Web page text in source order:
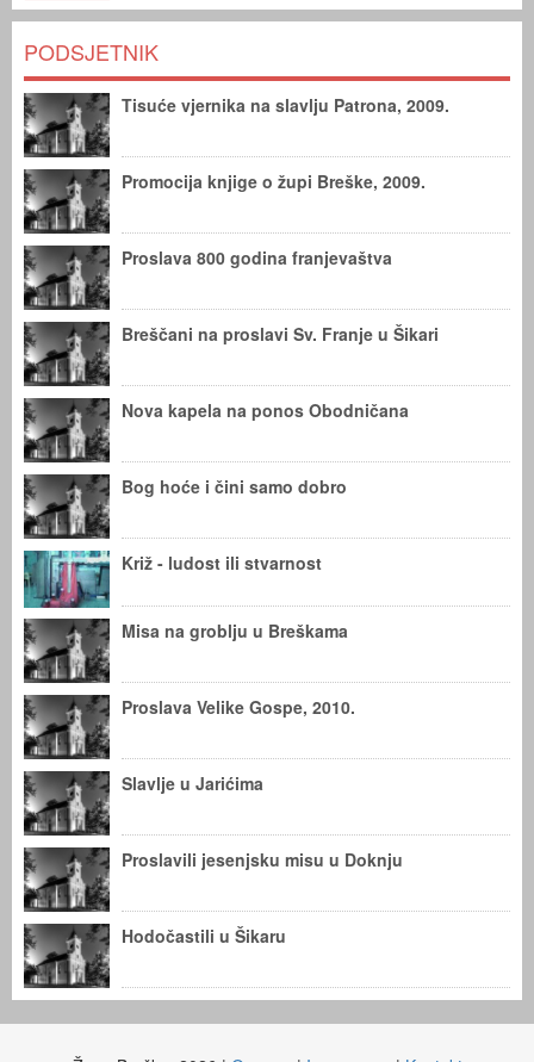
PODSJETNIK
Tisuće vjernika na slavlju Patrona, 2009.
Promocija knjige o župi Breške, 2009.
Proslava 800 godina franjevaštva
Breščani na proslavi Sv. Franje u Šikari
Nova kapela na ponos Obodničana
Bog hoće i čini samo dobro
Križ - ludost ili stvarnost
Misa na groblju u Breškama
Proslava Velike Gospe, 2010.
Slavlje u Jarićima
Proslavili jesenjsku misu u Doknju
Hodočastili u Šikaru